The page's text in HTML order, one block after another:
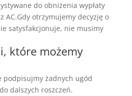
do obniżenia wypłaty
AC.Gdy otrzymujemy decyzję o
satysfakcjonuje, nie musimy
które możemy
podpisujmy żadnych ugód
dalszych roszczeń.